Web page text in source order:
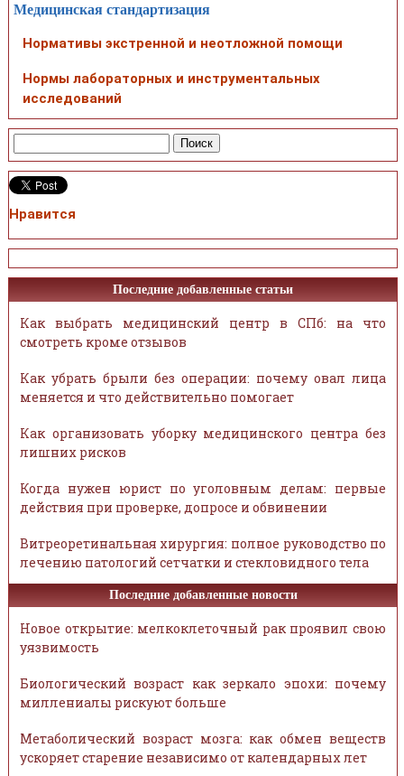
Медицинская стандартизация
Нормативы экстренной и неотложной помощи
Нормы лабораторных и инструментальных
исследований
Нравится
Последние добавленные статьи
Как выбрать медицинский центр в СПб: на что
смотреть кроме отзывов
Как убрать брыли без операции: почему овал лица
меняется и что действительно помогает
Как организовать уборку медицинского центра без
лишних рисков
Когда нужен юрист по уголовным делам: первые
действия при проверке, допросе и обвинении
Витреоретинальная хирургия: полное руководство по
лечению патологий сетчатки и стекловидного тела
Последние добавленные новости
Новое открытие: мелкоклеточный рак проявил свою
уязвимость
Биологический возраст как зеркало эпохи: почему
миллениалы рискуют больше
Метаболический возраст мозга: как обмен веществ
ускоряет старение независимо от календарных лет